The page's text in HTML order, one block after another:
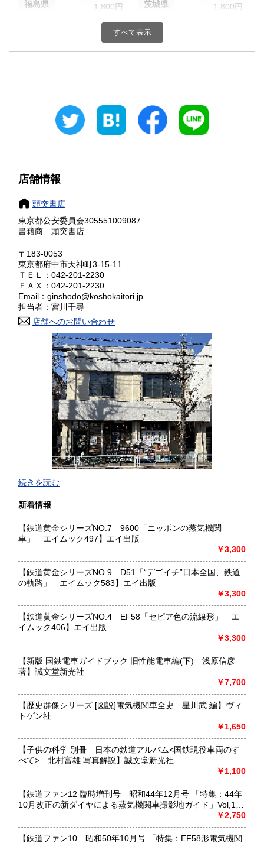
福島県 1,800円 茨城県 1,800円
1,800円 群馬県
埼玉県 千葉県
1,800円 富山県
1,800円 福井県
1,800円 1,800円
岐阜県
愛知県
滋賀県
大阪府 1,800円
奈良県 1,800円
鳥取県
1,800円 広島県
1,800円 徳島県
1,800円 愛媛県
1,800円 福岡県
1,800円 長崎県
1,800円 大分県
宮崎県
0円
すべて表示
店舗情報
頭突書店
東京都公安委員会305551009087
書籍商 頭突書店
〒183-0053
東京都府中市天神町3-15-11
ＴＥＬ：042-201-2230
ＦＡＸ：042-201-2230
Email：ginshodo@koshokaitori.jp
担当者：宮川千尋
店舗へのお問い合わせ
東京都では「銀装堂」として営業しております。
基本的には同じ書店となります。
★★ご質問、ご要望はご注文前にお問合せ下さい。★★
★★電話・FAXでの在庫、状態確認及びご注文には対応しま
せん。
すべての方にメールでのお問い合わせを御案内してい
★★メールでのお問い合わせは、用件のみの場合スパムメー
ルと判断して返信いたしません。お名前もお願いいたしま
沿線名：★★電話・FAXでの在庫、状態確認及びご注文には
対応しません。お電話を頂いてもすべての方にメールでのお
営業時間：(平日)10:00-17:00
定休日：土日祝休/臨時休業有
★出張買取・郵送買取(※要事前相談)致します。
お気軽にご相談ください。
取り扱い分野
近代文献、趣味、サブカルチャー、古書一般（その他）
続きを読む
新着情報
【鉄道黄金シリーズNO.7 9600「ニッポンの蒸気機関
車」 エイムック497】エイ出版
￥3,300
【鉄道黄金シリーズNO.9 D51「“デゴイチ”日本全国、鉄道
の軌路」 エイムック583】エイ出版
￥3,300
【鉄道黄金シリーズNO.4 EF58「セピア色の流線形」 エ
イムック406】エイ出版
￥3,300
【新版 国鉄電車ガイドブック 旧性能電車編(下) 浅原信彦
著】誠文堂新光社
￥7,700
【歴史群像シリーズ [図説]電気機関車全史 星川武 編】ヴィ
トゲン社
￥1,650
【子供の科学 別冊 日本の鉄道アルバム<国鉄現役車両のす
べて> 北村富雄 写真解説】誠文堂新光社
￥1,100
【鉄道ファン12 臨時増刊号 昭和44年12月号 「特集：44年
10月改正の新ダイヤによる蒸気機関車撮影地ガイド」Vol,19
￥2,750
【鉄道ファン10 昭和50年10月号 「特集：EF58形電気機関